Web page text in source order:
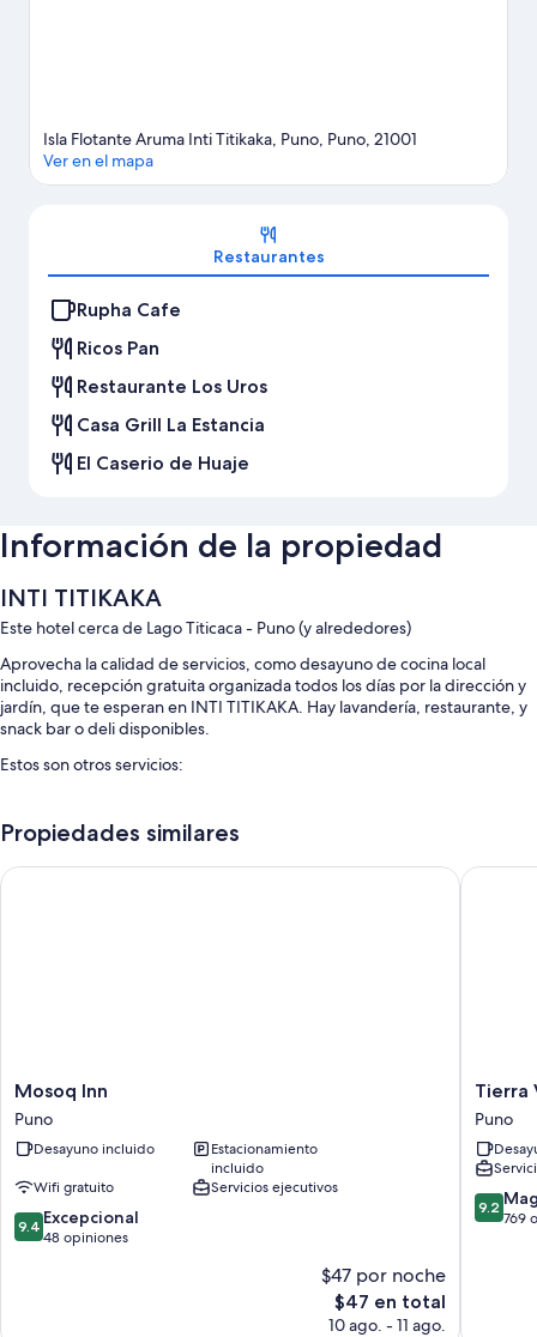
Sección del mapa
Isla Flotante Aruma Inti Titikaka, Puno, Puno, 21001
Ver en el mapa
Restaurantes
Rupha Cafe
Ricos Pan
Restaurante Los Uros
Casa Grill La Estancia
El Caserio de Huaje
Información de la propiedad
INTI TITIKAKA
Este hotel cerca de Lago Titicaca - Puno (y alrededores)
Aprovecha la calidad de servicios, como desayuno de cocina local
incluido, recepción gratuita organizada todos los días por la dirección y
jardín, que te esperan en INTI TITIKAKA. Hay lavandería, restaurante, y
snack bar o deli disponibles.
Estos son otros servicios:
fumar en la propiedad
Propiedades similares
Mosoq
Inn
Puno
Mosoq Inn
Puno
Desayuno incluido
Estacionamiento
incluido
Wifi gratuito
Servicios ejecutivos
9.4
de
9.4 Excepcional
48 opiniones
$47 por noche
El
precio
$47 en total
10 ago. - 11 ago.
Mosoq Inn
Tierra
Viva
Puno
Plaza
Puno
Tierra
Puno
9.2
de
9.2
769
Tierra